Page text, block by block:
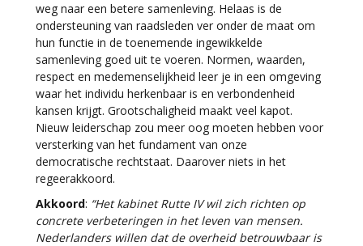
weg naar een betere samenleving. Helaas is de
ondersteuning van raadsleden ver onder de maat om
hun functie in de toenemende ingewikkelde
samenleving goed uit te voeren. Normen, waarden,
respect en medemenselijkheid leer je in een omgeving
waar het individu herkenbaar is en verbondenheid
kansen krijgt. Grootschaligheid maakt veel kapot.
Nieuw leiderschap zou meer oog moeten hebben voor
versterking van het fundament van onze
democratische rechtstaat. Daarover niets in het
regeerakkoord.
Akkoord: “Het kabinet Rutte IV wil zich richten op
concrete verbeteringen in het leven van mensen.
Nederlanders willen dat de overheid betrouwbaar is